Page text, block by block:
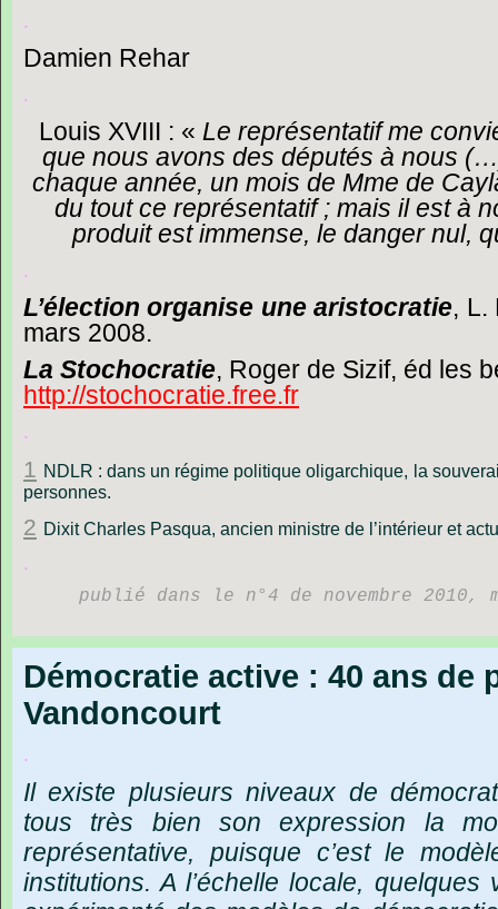
.
Damien Rehar
.
Louis XVIII : « Le représentatif me
que nous avons des députés à nous (…
chaque année, un mois de Mme de
du tout ce représentatif ; mais il est à
produit est immense, le danger nul,
.
L’élection organise une aristocratie, L.
mars 2008.
La Stochocratie, Roger de Sizif, éd les
http://stochocratie.free.fr
.
1 NDLR : dans un régime politique oligarchique, la
personnes.
2 Dixit Charles Pasqua, ancien ministre de l’intérieur et
.
publié dans le n°4 de novembre
Démocratie active : 40 ans de
Vandoncourt
.
Il existe plusieurs niveaux de
tous
très bien son expression la
représentative,
puisque c’est le
institutions. A l’échelle locale, quelques